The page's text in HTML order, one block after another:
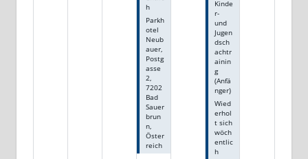
h
Parkh
otel
Neub
auer,
Postg
asse
2,
7202
Bad
Sauer
brun
n,
Öster
reich
Kinde
r-
und
Jugen
dsch
achtr
ainin
g
(Anfä
nger)
Wied
erhol
t sich
wöch
entlic
h